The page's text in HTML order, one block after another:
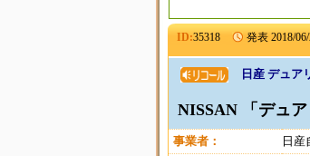
ID:35318 発表 2018/
日産 デュア
NISSAN 「デュ
事業者： 日産